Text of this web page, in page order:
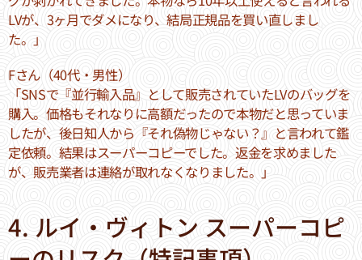
LVが、3ヶ月でダメになり、結局正規品を買い直しまし
た。」
Fさん（40代・男性）
「SNSで『並行輸入品』として販売されていたLVのバッグを
購入。価格もそれなりに高額だったので本物だと思っていま
したが、後日知人から『それ偽物じゃない？』と言われて鑑
定依頼。結果はスーパーコピーでした。返金を求めました
が、販売業者は連絡が取れなくなりました。」
4. ルイ・ヴィトン スーパーコピ